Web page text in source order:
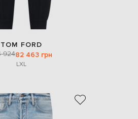
TOM FORD
92482 463 грн
LXL